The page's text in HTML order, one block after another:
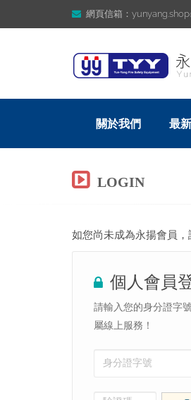
網頁信箱：
關於我們 最
LOGIN
如您尚未成為永揚會員，
個人會員
請輸入您的身分證字
屬線上服務！